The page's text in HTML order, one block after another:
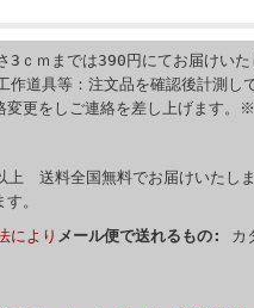
ｃｍまでは390円にてお届けい
作道具等：注文品を確認後計測
変更をしご連絡を差し上げます
上 送料全国無料でお届けいた
。
により メール便で送れるもの:
カ